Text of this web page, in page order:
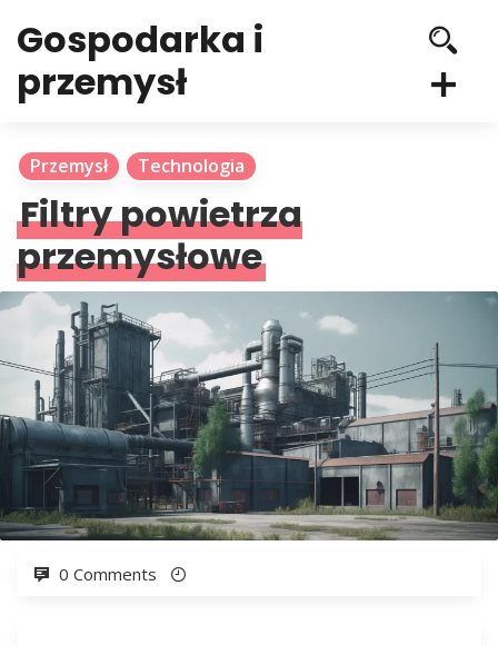
Gospodarka i
przemysł
Przemysł Technologia
Filtry powietrza
przemysłowe
0 Comments